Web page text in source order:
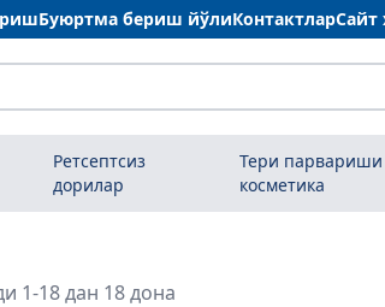
Буюртма бериш йўлиКонтактларСайт
Ретсептсиз
дорилар
Тери парвариши
косметика
1-18 дан 18 дона